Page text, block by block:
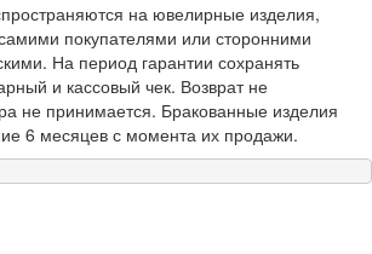
на ювелирные изделия,
покупателями или сторонними
На период гарантии сохранять
и кассовый чек. Возврат не
не принимается. Бракованные изделия
6 месяцев с момента их продажи.